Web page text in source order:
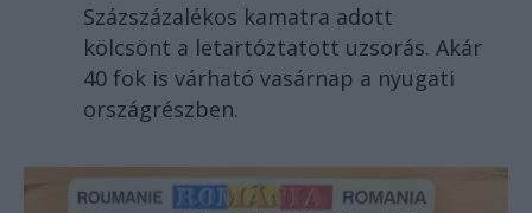
Százszázalékos kamatra adott
kölcsönt a letartóztatott uzsorás. Akár
40 fok is várható vasárnap a nyugati
országrészben.